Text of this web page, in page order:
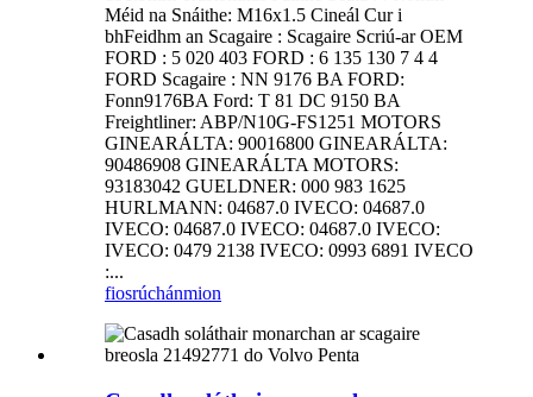
Méid na Snáithe: M16x1.5 Cineál Cur i
bhFeidhm an Scagaire : Scagaire Scriú-ar OEM
FORD : 5 020 403 FORD : 6 135 130 7 4 4
FORD Scagaire : NN 9176 BA FORD:
Fonn9176BA Ford: T 81 DC 9150 BA
Freightliner: ABP/N10G-FS1251 MOTORS
GINEARÁLTA: 90016800 GINEARÁLTA:
90486908 GINEARÁLTA MOTORS:
93183042 GUELDNER: 000 983 1625
HURLMANN: 04687.0 IVECO: 04687.0
IVECO: 04687.0 IVECO: 04687.0 IVECO:
IVECO: 0479 2138 IVECO: 0993 6891 IVECO
:...
fiosrúchánmion